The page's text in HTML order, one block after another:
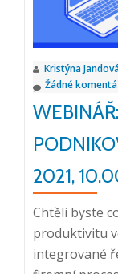
se
CRM
Kristýna
Žádné
2021,
Chtěli byste
produktivitu
integrované